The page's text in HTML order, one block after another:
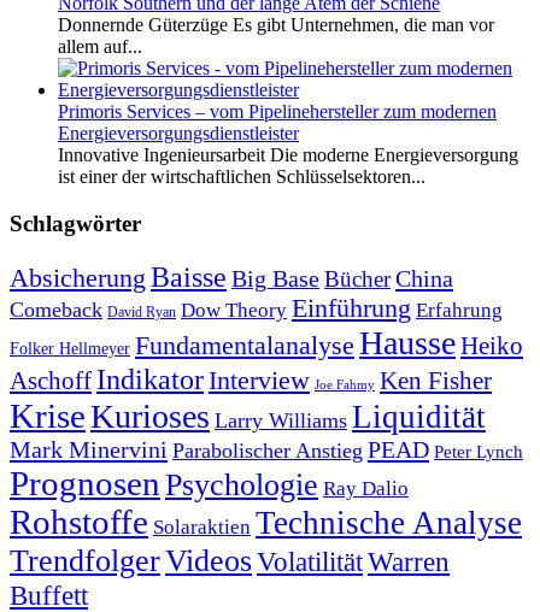
Donnernde Güterzüge Es gibt Unternehmen, die man vor
allem auf...
Primoris Services – vom Pipelinehersteller zum modernen
Energieversorgungsdienstleister
Innovative Ingenieursarbeit Die moderne Energieversorgung
ist einer der wirtschaftlichen Schlüsselsektoren...
Schlagwörter
Absicherung Baisse Big BaseBücherChina
Comeback David Ryan Dow Theory Einführung Erfahrung
Folker Hellmeyer Fundamentalanalyse HausseHeiko
Aschoff IndikatorInterview Joe Fahmy Ken Fisher
KriseKurioses Larry Williams Liquidität
Mark Minervini Parabolischer Anstieg PEAD Peter Lynch
Prognosen Psychologie Ray Dalio
Rohstoffe Solaraktien Technische Analyse
TrendfolgerVideosVolatilitätWarren
Buffett